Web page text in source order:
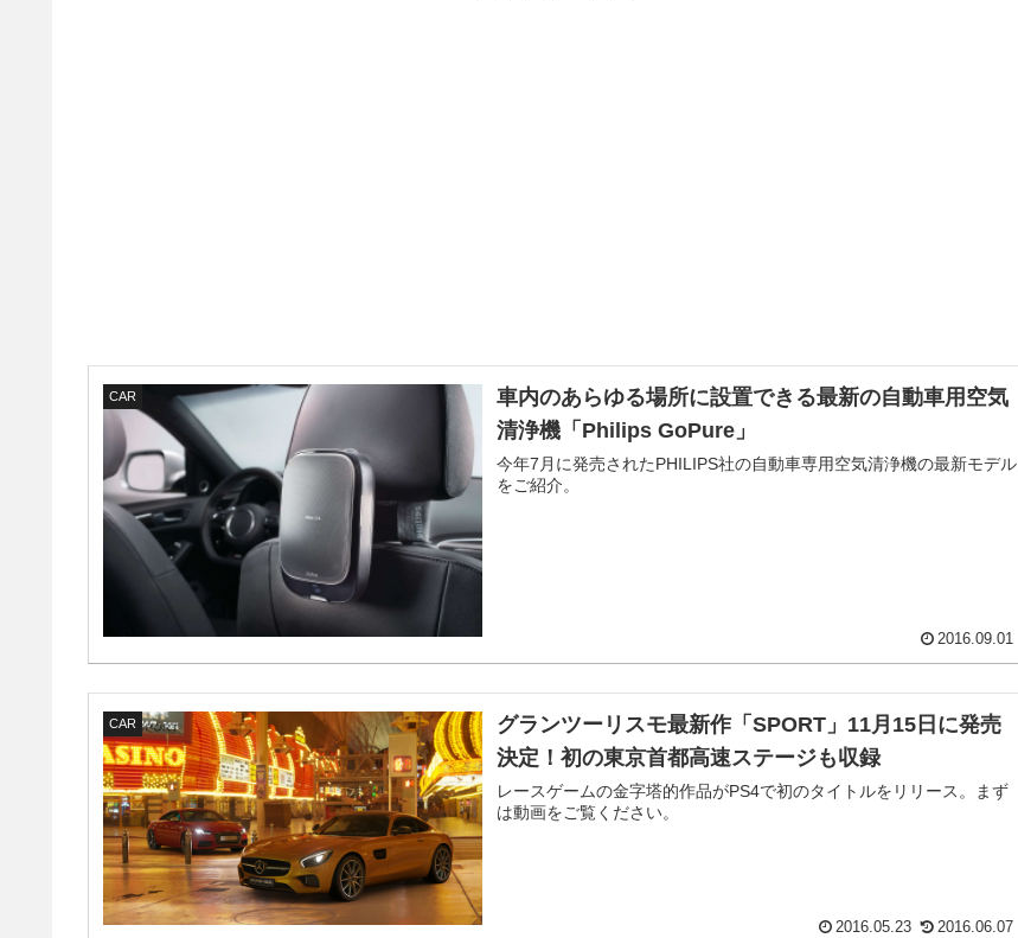
CAR
車内のあらゆる場所に設置できる最新の自動車用空気
清浄機「Philips GoPure」
今年7月に発売されたPHILIPS社の自動車専用空気清浄機の最新モデル
をご紹介。
2016.09.01
CAR
グランツーリスモ最新作「SPORT」11月15日に発売
決定！初の東京首都高速ステージも収録
レースゲームの金字塔的作品がPS4で初のタイトルをリリース。まず
は動画をご覧ください。
2016.05.23 2016.06.07